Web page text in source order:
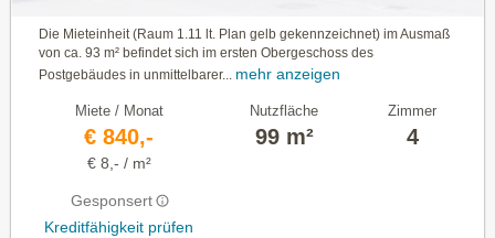
Die Mieteinheit (Raum 1.11 lt. Plan gelb gekennzeichnet) im Ausmaß
von ca. 93 m² befindet sich im ersten Obergeschoss des
Postgebäudes in unmittelbarer... mehr anzeigen
Miete / Monat
€ 840,-
€ 8,- / m²
Gesponsert
Kreditfähigkeit prüfen
Nutzfläche
99 m²
Zimmer
4